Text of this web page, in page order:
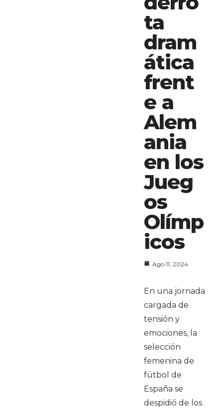
ta
dram
ática
frent
e a
Alem
ania
en los
Jueg
os
Olímp
icos
Ago 11, 2024
En una jornada
cargada de
tensión y
emociones, la
selección
femenina de
fútbol de
España se
despidió de los